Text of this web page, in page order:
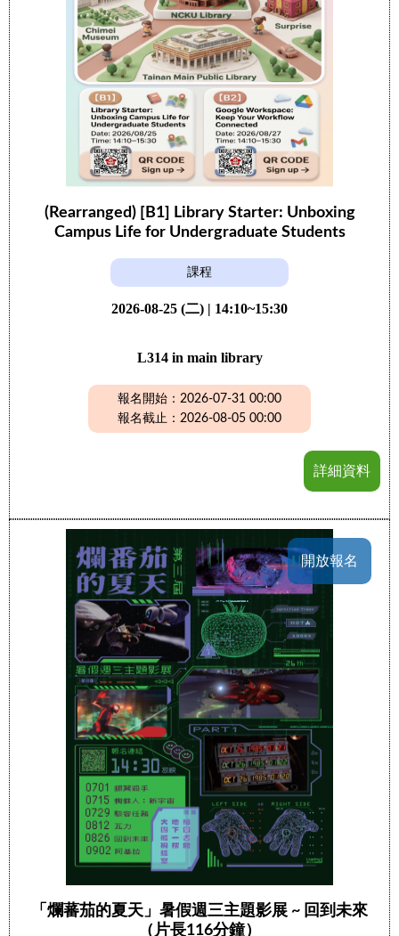
(Rearranged) [B1] Library Starter: Unboxing
Campus Life for Undergraduate Students
課程
2026-08-25 (二) | 14:10~15:30
L314 in main library
報名開始：2026-07-31 00:00
報名截止：2026-08-05 00:00
詳細資料
開放報名
「爛蕃茄的夏天」暑假週三主題影展 ~ 回到未來
（片長116分鐘）